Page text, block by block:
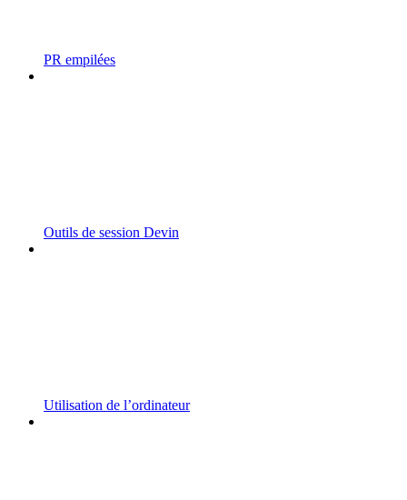
PR empilées
Outils de session Devin
Utilisation de l’ordinateur